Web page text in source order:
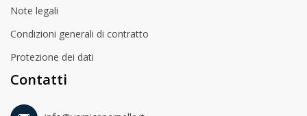
Note legali
Condizioni generali di contratto
Protezione dei dati
Contatti